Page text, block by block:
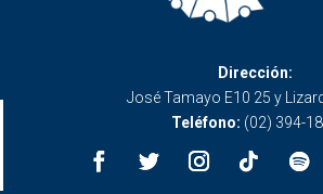
Dirección:
José Tamayo E10 25 y
Teléfono: (02) 394-